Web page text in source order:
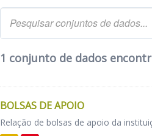
1 conjunto de dados
BOLSAS DE APOIO
Relação de bolsas de apoio da